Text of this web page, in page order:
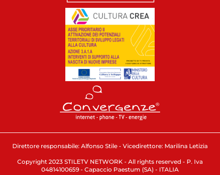
Direttore responsabile: Alfonso Stile - Vicedirettore: Marilina Letizia
Copyright 2023 STILETV NETWORK - All rights reserved - P. Iva
04814100659 - Capaccio Paestum (SA) - ITALIA